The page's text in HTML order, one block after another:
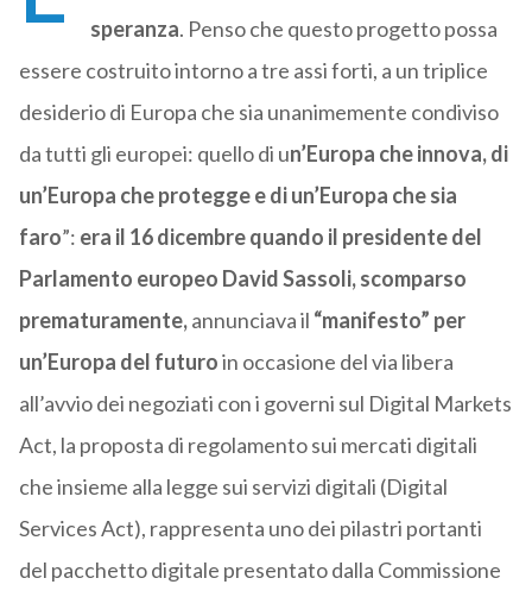
speranza. Penso che questo progetto possa
essere costruito intorno a tre assi forti, a un triplice
desiderio di Europa che sia unanimemente condiviso
da tutti gli europei: quello di un’Europa che innova, di
un’Europa che protegge e di un’Europa che sia
faro”: era il 16 dicembre quando il presidente del
Parlamento europeo David Sassoli, scomparso
prematuramente,annunciava il “manifesto” per
un’Europa del futuroin occasione del via libera
all’avvio dei negoziati con i governi sul Digital Markets
Act, la proposta di regolamento sui mercati digitali
che insieme alla legge sui servizi digitali (Digital
Services Act), rappresenta uno dei pilastri portanti
del pacchetto digitale presentato dalla Commissione